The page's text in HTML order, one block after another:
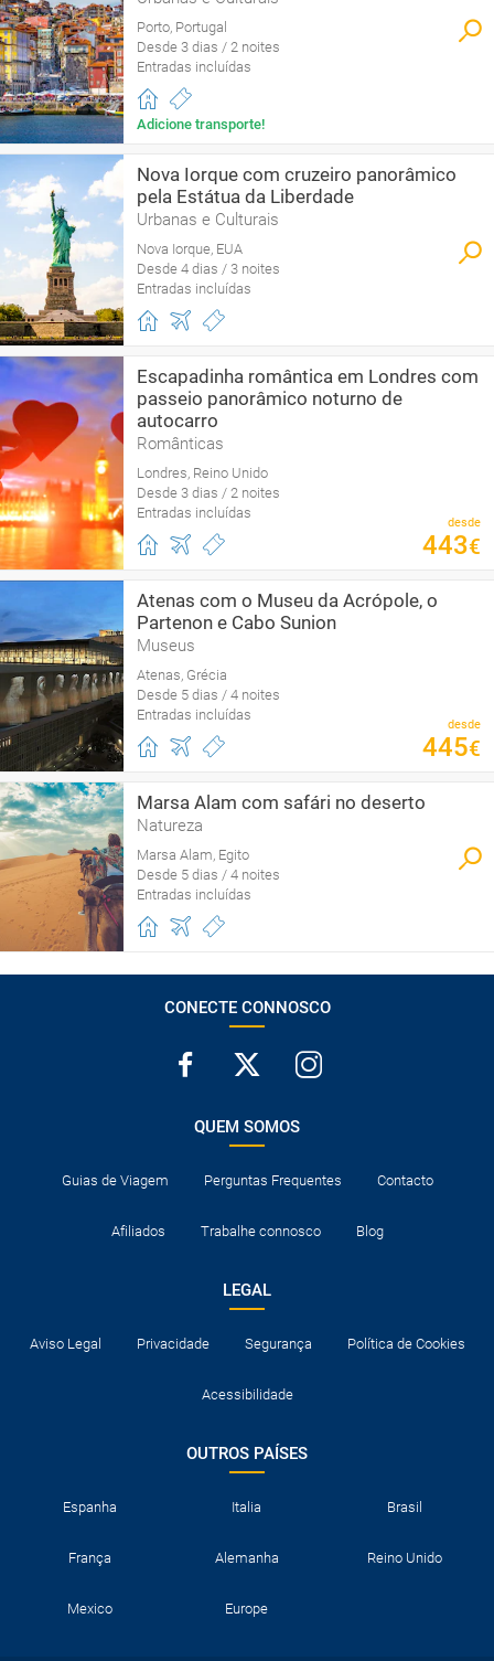
Porto, Portugal
Desde 3 dias / 2 noites
Entradas incluídas
Adicione transporte!
Nova Iorque com cruzeiro panorâmico
pela Estátua da Liberdade
Urbanas e Culturais
Nova Iorque, EUA
Desde 4 dias / 3 noites
Entradas incluídas
Escapadinha romântica em Londres com
passeio panorâmico noturno de
autocarro
Românticas
Londres, Reino Unido
Desde 3 dias / 2 noites
Entradas incluídas
desde
443€
Atenas com o Museu da Acrópole, o
Partenon e Cabo Sunion
Museus
Atenas, Grécia
Desde 5 dias / 4 noites
Entradas incluídas
desde
445€
Marsa Alam com safári no deserto
Natureza
Marsa Alam, Egito
Desde 5 dias / 4 noites
Entradas incluídas
CONECTE CONNOSCO
QUEM SOMOS
Guias de Viagem Perguntas Frequentes Contacto
Afiliados Trabalhe connosco Blog
LEGAL
Aviso Legal Privacidade Segurança Política de Cookies
Acessibilidade
OUTROS PAÍSES
Espanha Italia Brasil
França Alemanha Reino Unido
Mexico Europe